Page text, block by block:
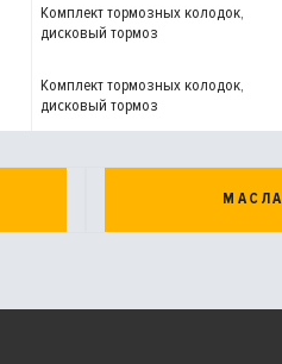
Комплект тормозных колодок,
дисковый тормоз
Комплект тормозных колодок,
дисковый тормоз
МАСЛА